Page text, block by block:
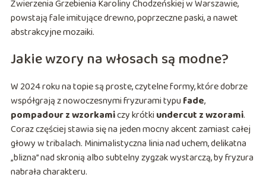
Zwierzenia Grzebienia Karoliny Chodzeńskiej w Warszawie,
powstają fale imitujące drewno, poprzeczne paski, a nawet
abstrakcyjne mozaiki.
Jakie wzory na włosach są modne?
W 2024 roku na topie są proste, czytelne formy, które dobrze
współgrają z nowoczesnymi fryzurami typufade,
pompadour z wzorkamiczy krótki undercut z wzorami.
Coraz częściej stawia się na jeden mocny akcent zamiast całej
głowy w tribalach. Minimalistyczna linia nad uchem, delikatna
„blizna” nad skronią albo subtelny zygzak wystarczą, by fryzura
nabrała charakteru.